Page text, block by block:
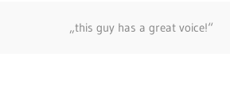
„this guy has a great voice!“